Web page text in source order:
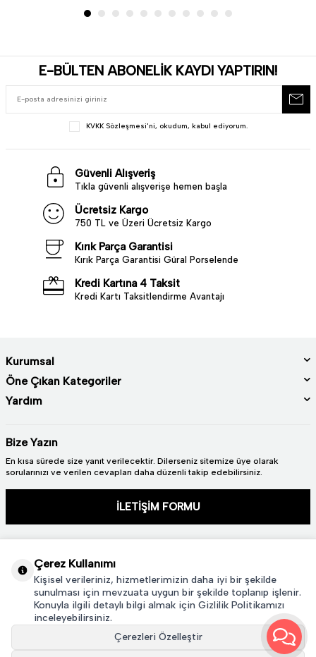
E-BÜLTEN ABONELİK KAYDI YAPTIRIN!
KVKK Sözleşmesi'ni, okudum, kabul ediyorum.
Güvenli Alışveriş
Tıkla güvenli alışverişe hemen başla
Ücretsiz Kargo
750 TL ve Üzeri Ücretsiz Kargo
Kırık Parça Garantisi
Kırık Parça Garantisi Güral Porselende
Kredi Kartına 4 Taksit
Kredi Kartı Taksitlendirme Avantajı
Kurumsal
Öne Çıkan Kategoriler
Yardım
Bize Yazın
En kısa sürede size yanıt verilecektir. Dilerseniz sitemize üye olarak
sorularınızı ve verilen cevapları daha düzenli takip edebilirsiniz.
İLETİŞİM FORMU
2024 © TÜM HAKLARI SAKLIDIR. GÜRAL PORSELEN
Çerez Kullanımı
Kişisel verileriniz, hizmetlerimizin daha iyi bir şekilde
sunulması için mevzuata uygun bir şekilde toplanıp işlenir.
Konuyla ilgili detaylı bilgi almak için Gizlilik Politikamızı
inceleyebilirsiniz.
Çerezleri Özelleştir